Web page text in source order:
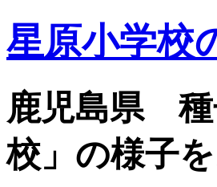
星原小学
鹿児島県 種
校」の様子